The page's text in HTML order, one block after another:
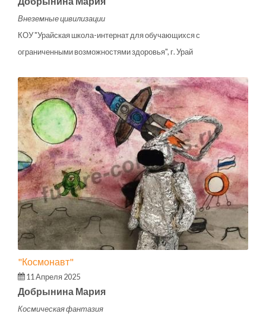
Внеземные цивилизации
КОУ "Урайская школа-интернат для обучающихся с
ограниченными возможностями здоровья", г. Урай
"Космонавт"
11 Апреля 2025
Добрынина Мария
Космическая фантазия